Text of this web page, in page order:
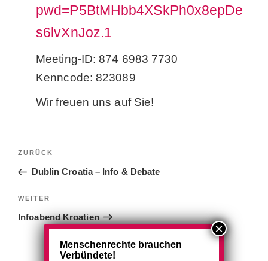
pwd=P5BtMHbb4XSkPh0x8epDe
s6lvXnJoz.1
Meeting-ID: 874 6983 7730
Kenncode: 823089
Wir freuen uns auf Sie!
Beitragsnavigation
Vorheriger
Beitrag
ZURÜCK
Dublin Croatia – Info & Debate
Nächster
Beitrag
WEITER
Infoabend Kroatien
Menschenrechte brauchen
Verbündete!